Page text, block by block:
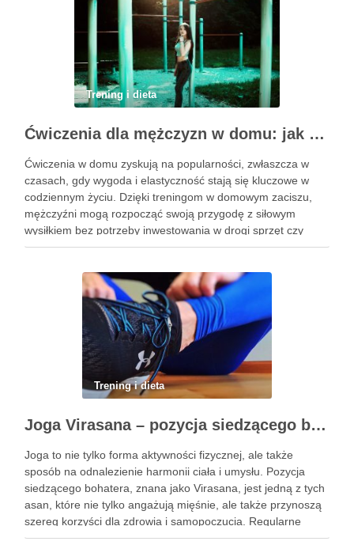
Trening i dieta
Ćwiczenia dla mężczyzn w domu: jak zacząć i utrzymać motywację
Ćwiczenia w domu zyskują na popularności, zwłaszcza w
czasach, gdy wygoda i elastyczność stają się kluczowe w
codziennym życiu. Dzięki treningom w domowym zaciszu,
mężczyźni mogą rozpocząć swoją przygodę z siłowym
wysiłkiem bez potrzeby inwestowania w drogi sprzęt czy
dojazdy do siłowni. Regularne ćwiczenia, które można
Trening i dieta
Joga Virasana – pozycja siedzącego bohatera i jej korzyści
Joga to nie tylko forma aktywności fizycznej, ale także
sposób na odnalezienie harmonii ciała i umysłu. Pozycja
siedzącego bohatera, znana jako Virasana, jest jedną z tych
asan, które nie tylko angażują mięśnie, ale także przynoszą
szereg korzyści dla zdrowia i samopoczucia. Regularne
praktykowanie tej pozycji może poprawić elastyczność